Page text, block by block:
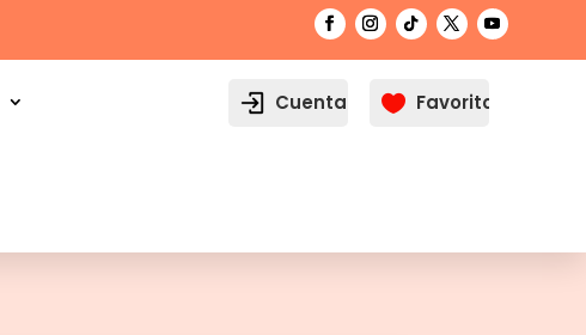
Cuenta  Favoritos